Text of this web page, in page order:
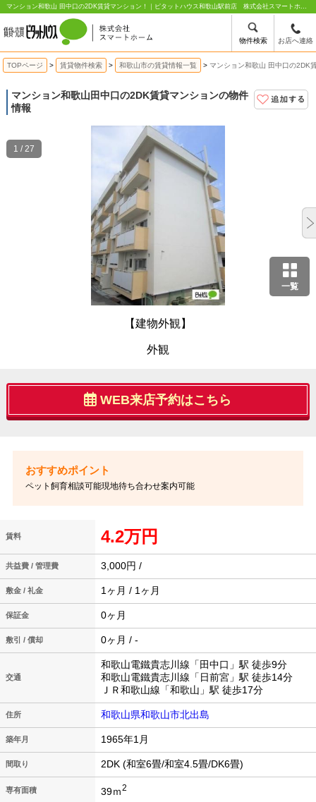
物件検索 お店へ連絡
マンション和歌山 田中口の2DK賃貸マンション！｜ピタットハウス和歌山駅前店 株式会社スマートホーム
TOPページ 賃貸物件検索 和歌山市の賃貸情報一覧 マンション和歌山 田中口の2DK
マンション和歌山田中口の2DK賃貸マンションの物件
情報
一覧
【建物外観】
外観
1 / 27
WEB来店予約はこちら
ペット飼育相談可能現地待ち合わせ案内可能
賃料 4.2万円
共益費 / 管理費 3,000円 /
敷金 / 礼金 1ヶ月 / 1ヶ月
保証金 0ヶ月
敷引 / 償却 0ヶ月 / -
交通
和歌山電鐵貴志川線「田中口」駅 徒歩9分
和歌山電鐵貴志川線「日前宮」駅 徒歩14分
ＪＲ和歌山線「和歌山」駅 徒歩17分
住所 和歌山県和歌山市北出島
築年月 1965年1月
間取り 2DK (和室6畳/和室4.5畳/DK6畳)
専有面積 39ｍ2